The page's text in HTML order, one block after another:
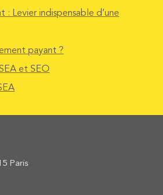
: Levier indispensable d’une
payant ?
et SEO
Paris